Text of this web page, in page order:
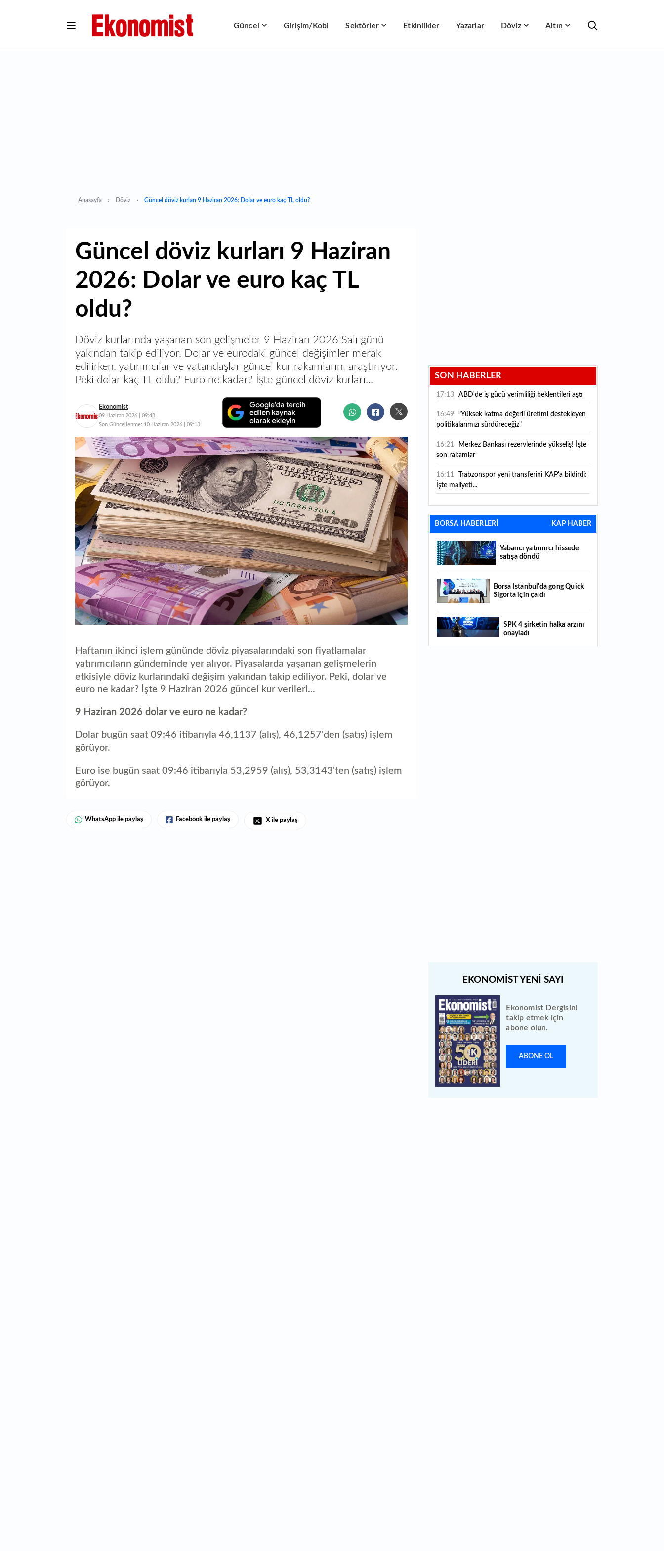
Güncel Girişim/Kobi Sektörler Etkinlikler Yazarlar Döviz Altın
Anasayfa Döviz Güncel döviz kurları 9 Haziran 2026: Dolar ve euro kaç TL oldu?
Güncel döviz kurları 9 Haziran
2026: Dolar ve euro kaç TL
oldu?
Döviz kurlarında yaşanan son gelişmeler 9 Haziran 2026 Salı günü
yakından takip ediliyor. Dolar ve eurodaki güncel değişimler merak
edilirken, yatırımcılar ve vatandaşlar güncel kur rakamlarını araştırıyor.
Peki dolar kaç TL oldu? Euro ne kadar? İşte güncel döviz kurları...
Ekonomist
09 Haziran 2026 | 09:48
Son Güncellenme: 10 Haziran 2026 | 09:13
Haftanın ikinci işlem gününde döviz piyasalarındaki son fiyatlamalar
yatırımcıların gündeminde yer alıyor. Piyasalarda yaşanan gelişmelerin
etkisiyle döviz kurlarındaki değişim yakından takip ediliyor. Peki, dolar ve
euro ne kadar? İşte 9 Haziran 2026 güncel kur verileri...
9 Haziran 2026 dolar ve euro ne kadar?
Dolar bugün saat 09:46 itibarıyla 46,1137 (alış), 46,1257'den (satış) işlem
görüyor.
Euro ise bugün saat 09:46 itibarıyla 53,2959 (alış), 53,3143'ten (satış) işlem
görüyor.
WhatsApp ile paylaş Facebook ile paylaş X ile paylaş
SON HABERLER
17:13 ABD'de iş gücü verimliliği beklentileri aştı
16:49
"Yüksek katma değerli üretimi destekleyen
politikalarımızı sürdüreceğiz"
16:21
son rakamlar
16:11
İşte maliyeti...
16:09 TMO 2026-2027 fındık alım fiyatlarını
açıkladı!
geriledi
15:07 Yabancı yatırımcı hissede satışa döndü
14:39
liraya geriledi
14:29 Türkiye'de her 4 kişiden 3'ü internet
bankacılığı kullanıyor
14:26 Türkiye'nin 2026 dijital karnesi: En çok
BORSA HABERLERİ KAP HABER
Yabancı yatırımcı hissede
satışa döndü
Borsa İstanbul'da gong Quick
Sigorta için çaldı
SPK 4 şirketin halka arzını
onayladı
Ekonomist Dergisini
takip etmek için
abone olun.
ABONE OL